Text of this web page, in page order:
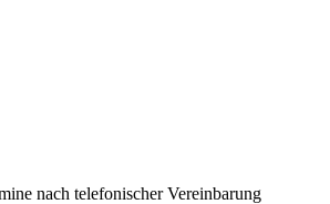
nach telefonischer Vereinbarung